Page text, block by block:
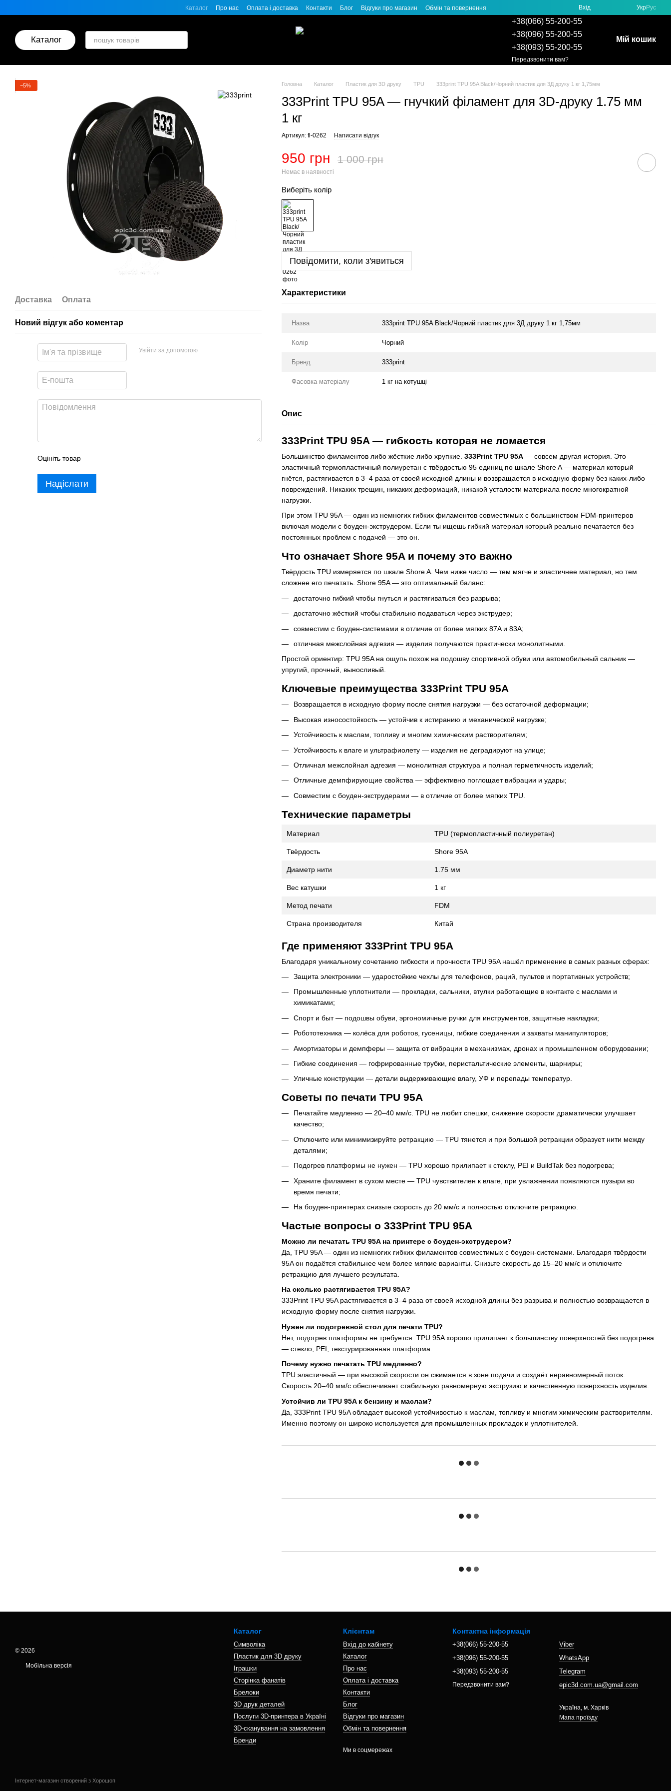
Каталог Про нас Оплата і доставка Контакти Блог Відгуки про магазин Обмін та повернення Вхід УкрРус
Каталог
+38(066) 55-200-55
+38(096) 55-200-55
+38(093) 55-200-55
Передзвонити вам?
Мій кошик
−5%
Доставка Оплата
Новий відгук або коментар
Увійти за допомогою
Оцініть товар
Надіслати
Головна Каталог Пластик для 3D друку TPU 333print TPU 95A Black/Чорний пластик для 3Д друку 1 кг 1,75мм
333Print TPU 95A — гнучкий філамент для 3D-друку 1.75 мм
1 кг
Артикул: fl-0262 Написати відгук
950 грн 1 000 грн
Немає в наявності
Виберіть колір
Повідомити, коли з'явиться
Характеристики
Назва 333print TPU 95A Black/Чорний пластик для 3Д друку 1 кг 1,75мм
Колір Чорний
Бренд 333print
Фасовка матеріалу 1 кг на котушці
Опис
333Print TPU 95A — гибкость которая не ломается
Большинство филаментов либо жёсткие либо хрупкие. 333Print TPU 95A— совсем другая история. Это
эластичный термопластичный полиуретан с твёрдостью 95 единиц по шкале Shore A — материал который
гнётся, растягивается в 3–4 раза от своей исходной длины и возвращается в исходную форму без каких-либо
повреждений. Никаких трещин, никаких деформаций, никакой усталости материала после многократной
нагрузки.
При этом TPU 95A — один из немногих гибких филаментов совместимых с большинством FDM-принтеров
включая модели с боуден-экструдером. Если ты ищешь гибкий материал который реально печатается без
постоянных проблем с подачей — это он.
Что означает Shore 95A и почему это важно
Твёрдость TPU измеряется по шкале Shore A. Чем ниже число — тем мягче и эластичнее материал, но тем
сложнее его печатать. Shore 95A — это оптимальный баланс:
достаточно гибкий чтобы гнуться и растягиваться без разрыва;
достаточно жёсткий чтобы стабильно подаваться через экструдер;
совместим с боуден-системами в отличие от более мягких 87A и 83A;
отличная межслойная адгезия — изделия получаются практически монолитными.
Простой ориентир: TPU 95A на ощупь похож на подошву спортивной обуви или автомобильный сальник —
упругий, прочный, выносливый.
Ключевые преимущества 333Print TPU 95A
Возвращается в исходную форму после снятия нагрузки — без остаточной деформации;
Высокая износостойкость — устойчив к истиранию и механической нагрузке;
Устойчивость к маслам, топливу и многим химическим растворителям;
Устойчивость к влаге и ультрафиолету — изделия не деградируют на улице;
Отличная межслойная адгезия — монолитная структура и полная герметичность изделий;
Отличные демпфирующие свойства — эффективно поглощает вибрации и удары;
Совместим с боуден-экструдерами — в отличие от более мягких TPU.
Технические параметры
Материал TPU (термопластичный полиуретан)
Твёрдость Shore 95A
Диаметр нити 1.75 мм
Вес катушки 1 кг
Метод печати FDM
Страна производителя Китай
Где применяют 333Print TPU 95A
Благодаря уникальному сочетанию гибкости и прочности TPU 95A нашёл применение в самых разных сферах:
Защита электроники — ударостойкие чехлы для телефонов, раций, пультов и портативных устройств;
Промышленные уплотнители — прокладки, сальники, втулки работающие в контакте с маслами и
химикатами;
Спорт и быт — подошвы обуви, эргономичные ручки для инструментов, защитные накладки;
Робототехника — колёса для роботов, гусеницы, гибкие соединения и захваты манипуляторов;
Амортизаторы и демпферы — защита от вибрации в механизмах, дронах и промышленном оборудовании;
Гибкие соединения — гофрированные трубки, перистальтические элементы, шарниры;
Уличные конструкции — детали выдерживающие влагу, УФ и перепады температур.
Советы по печати TPU 95A
Печатайте медленно — 20–40 мм/с. TPU не любит спешки, снижение скорости драматически улучшает
качество;
Отключите или минимизируйте ретракцию — TPU тянется и при большой ретракции образует нити между
деталями;
Подогрев платформы не нужен — TPU хорошо прилипает к стеклу, PEI и BuildTak без подогрева;
Храните филамент в сухом месте — TPU чувствителен к влаге, при увлажнении появляются пузыри во
время печати;
На боуден-принтерах снизьте скорость до 20 мм/с и полностью отключите ретракцию.
Частые вопросы о 333Print TPU 95A
Можно ли печатать TPU 95A на принтере с боуден-экструдером?
Да, TPU 95A — один из немногих гибких филаментов совместимых с боуден-системами. Благодаря твёрдости
95A он подаётся стабильнее чем более мягкие варианты. Снизьте скорость до 15–20 мм/с и отключите
ретракцию для лучшего результата.
На сколько растягивается TPU 95A?
333Print TPU 95A растягивается в 3–4 раза от своей исходной длины без разрыва и полностью возвращается в
исходную форму после снятия нагрузки.
Нужен ли подогревной стол для печати TPU?
Нет, подогрев платформы не требуется. TPU 95A хорошо прилипает к большинству поверхностей без подогрева
— стекло, PEI, текстурированная платформа.
Почему нужно печатать TPU медленно?
TPU эластичный — при высокой скорости он сжимается в зоне подачи и создаёт неравномерный поток.
Скорость 20–40 мм/с обеспечивает стабильную равномерную экструзию и качественную поверхность изделия.
Устойчив ли TPU 95A к бензину и маслам?
Да, 333Print TPU 95A обладает высокой устойчивостью к маслам, топливу и многим химическим растворителям.
Именно поэтому он широко используется для промышленных прокладок и уплотнителей.
© 2026
Мобільна версія
Інтернет-магазин створений з Хорошоп
Каталог
Символіка
Пластик для 3D друку
Іграшки
Сторінка фанатів
Брелоки
3D друк деталей
Послуги 3D-принтера в Україні
3D-сканування на замовлення
Бренди
Клієнтам
Вхід до кабінету
Каталог
Про нас
Оплата і доставка
Контакти
Блог
Відгуки про магазин
Обмін та повернення
Ми в соцмережах
Контактна інформація
+38(066) 55-200-55
+38(096) 55-200-55
+38(093) 55-200-55
Передзвонити вам?
Viber
WhatsApp
Telegram
epic3d.com.ua@gmail.com
Україна, м. Харків
Мапа проїзду